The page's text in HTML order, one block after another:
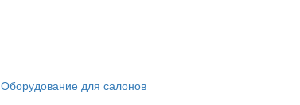
Оборудование для салонов